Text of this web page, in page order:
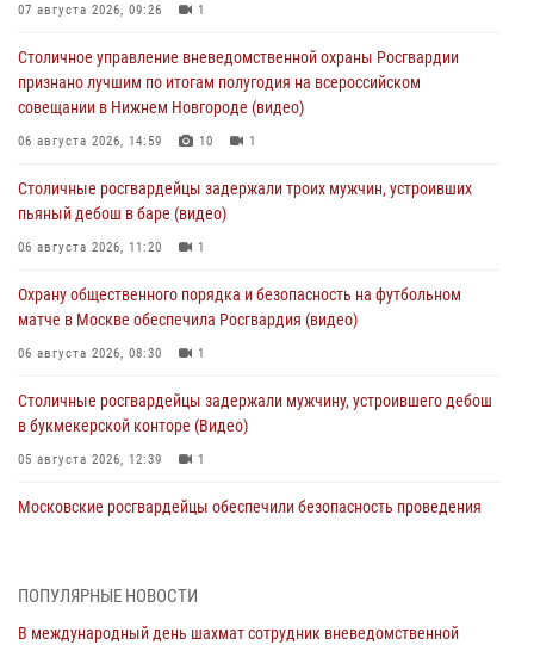
07 августа 2026, 09:26 1
Столичное управление вневедомственной охраны Росгвардии
признано лучшим по итогам полугодия на всероссийском
совещании в Нижнем Новгороде (видео)
06 августа 2026, 14:59 10 1
Столичные росгвардейцы задержали троих мужчин, устроивших
пьяный дебош в баре (видео)
06 августа 2026, 11:20 1
Охрану общественного порядка и безопасность на футбольном
матче в Москве обеспечила Росгвардия (видео)
06 августа 2026, 08:30 1
Столичные росгвардейцы задержали мужчину, устроившего дебош
в букмекерской конторе (Видео)
05 августа 2026, 12:39 1
Московские росгвардейцы обеспечили безопасность проведения
методами работы Росгвардии в Москве (видео)
ПОПУЛЯРНЫЕ НОВОСТИ
В международный день шахмат сотрудник вневедомственной